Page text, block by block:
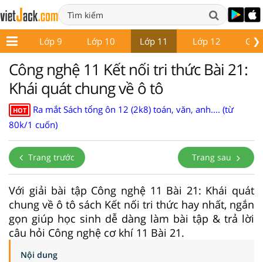
❯
8 Lớp 9 Lớp 10 Lớp 11 Lớp 12
Công nghệ 11 Kết nối tri thức Bài 21:
Khái quát chung về ô tô
HOT
Ra mắt Sách tổng ôn 12 (2k8) toán, văn, anh.... (từ
80k/1 cuốn)
Trang trước Trang sau
Với giải bài tập Công nghệ 11 Bài 21: Khái quát
chung về ô tô sách Kết nối tri thức hay nhất, ngắn
gọn giúp học sinh dễ dàng làm bài tập & trả lời
câu hỏi Công nghệ cơ khí 11 Bài 21.
Nội dung